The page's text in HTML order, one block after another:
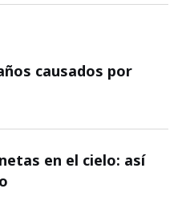
causados por
en el cielo: así